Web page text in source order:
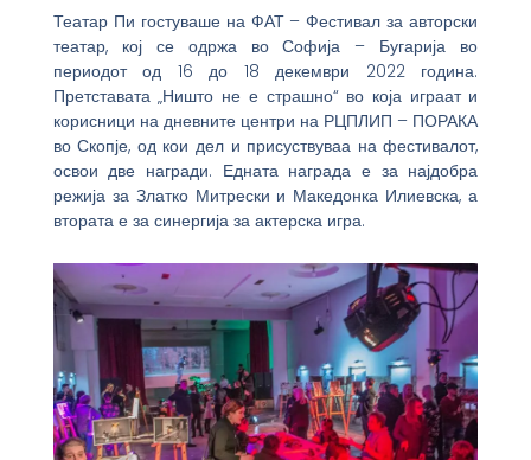
Театар Пи гостуваше на ФАТ – Фестивал за авторски
театар, кој се одржа во Софија – Бугарија во
периодот од 16 до 18 декември 2022 година.
Претставата „Ништо не е страшно“ во која играат и
корисници на дневните центри на РЦПЛИП – ПОРАКА
во Скопје, од кои дел и присуствуваа на фестивалот,
освои две награди. Едната награда е за најдобра
режија за Златко Митрески и Македонка Илиевска, а
втората е за синергија за актерска игра.